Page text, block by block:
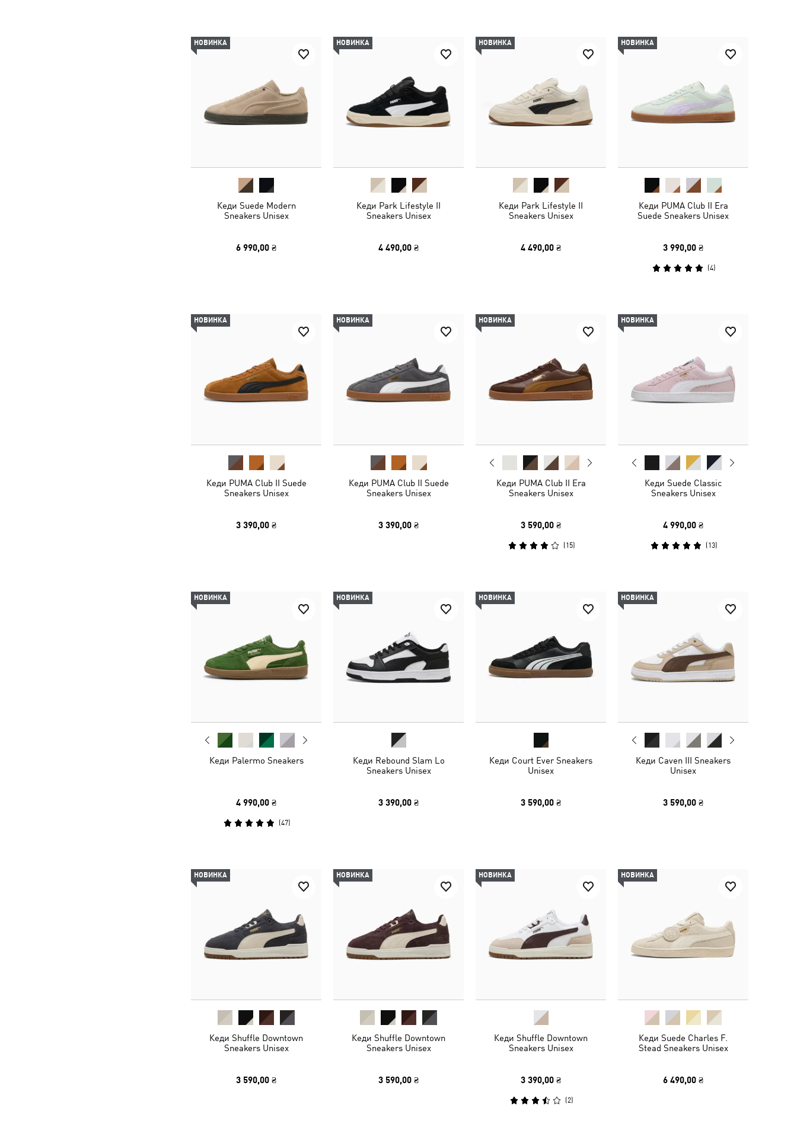
НОВИНКА
Кеди Suede Modern
Sneakers Unisex
6 990,00 ₴
НОВИНКА
Кеди Park Lifestyle II
Sneakers Unisex
4 490,00 ₴
НОВИНКА
Кеди Park Lifestyle II
Sneakers Unisex
4 490,00 ₴
НОВИНКА
Кеди PUMA Club II Era
Suede Sneakers Unisex
3 990,00 ₴
(4)
НОВИНКА
Кеди PUMA Club II Suede
Sneakers Unisex
3 390,00 ₴
НОВИНКА
Кеди PUMA Club II Suede
Sneakers Unisex
3 390,00 ₴
НОВИНКА
Кеди PUMA Club II Era
Sneakers Unisex
3 590,00 ₴
(15)
НОВИНКА
Кеди Suede Classic
Sneakers Unisex
4 990,00 ₴
(13)
НОВИНКА
Кеди Palermo Sneakers
4 990,00 ₴
(47)
НОВИНКА
Кеди Rebound Slam Lo
Sneakers Unisex
3 390,00 ₴
НОВИНКА
Кеди Court Ever Sneakers
Unisex
3 590,00 ₴
НОВИНКА
Кеди Caven III Sneakers
Unisex
3 590,00 ₴
НОВИНКА
Кеди Shuffle Downtown
Sneakers Unisex
3 590,00 ₴
НОВИНКА
Кеди Shuffle Downtown
Sneakers Unisex
3 590,00 ₴
НОВИНКА
Кеди Shuffle Downtown
Sneakers Unisex
3 390,00 ₴
(2)
НОВИНКА
Кеди Suede Charles F.
Stead Sneakers Unisex
6 490,00 ₴